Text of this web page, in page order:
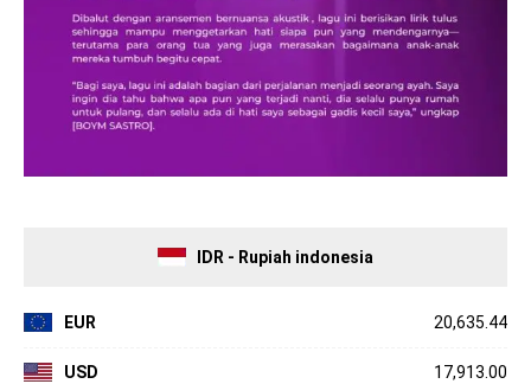
IDR - Rupiah indonesia
EUR 20,635.44
USD 17,913.00